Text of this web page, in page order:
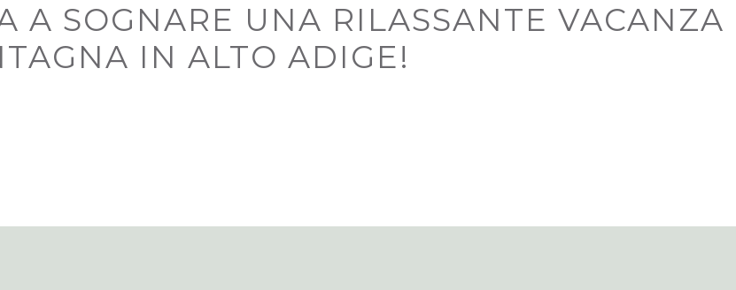
A SOGNARE UNA RILASSANTE VACANZA
IN ALTO ADIGE!